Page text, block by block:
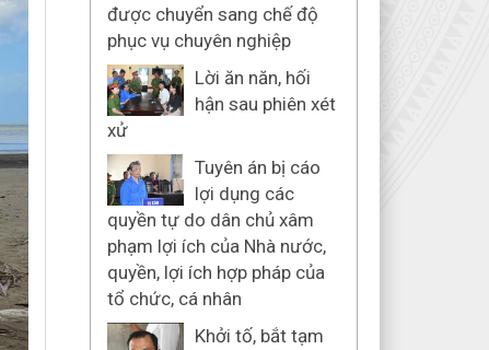
được chuyển sang chế độ
phục vụ chuyên nghiệp
Lời ăn năn, hối
hận sau phiên xét
xử
Tuyên án bị cáo
lợi dụng các
quyền tự do dân chủ xâm
phạm lợi ích của Nhà nước,
quyền, lợi ích hợp pháp của
tổ chức, cá nhân
Khởi tố, bắt tạm